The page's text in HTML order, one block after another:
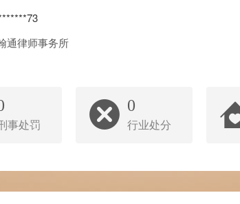
通律师事务所
事处罚
0
行业处分